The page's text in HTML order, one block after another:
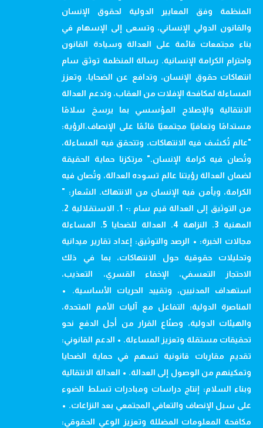
المنظمة وفق المعايير الدولية لحقوق الإنسان
والقانون الدولي الإنساني، وتسعى إلى الإسهام في
بناء مجتمعات قائمة على العدالة وسيادة القانون
واحترام الكرامة الإنسانية. رسالة المنظمة توثق سام
انتهاكات حقوق الإنسان، وتدافع عن الضحايا، وتعزز
المساءلة لمكافحة الإفلات من العقاب، وتدعم العدالة
الانتقالية والإصلاح المؤسسي بما يرسخ سلامًا
مستدامًا وتعافيًا مجتمعيًا قائمًا على الإنصاف.الرؤية:
"عالم تُكشف فيه الانتهاكات، وتتحقق فيه المساءلة،
وتُصان فيه كرامة الإنسان." مرتكزنا حماية الحقيقة
لضمان العدالة رؤيتنا عالم تسوده العدالة، وتُصان فيه
الكرامة، ويأمن فيه الإنسان من الانتهاك. الشعار: "
من التوثيق إلى العدالة قيم سام :- 1. الاستقلالية 2.
المهنية 3. النزاهة 4. العدالة للضحايا 5. المساءلة
مجالات الخبرة: • الرصد والتوثيق: إعداد تقارير ميدانية
وتحليلات حقوقية حول الانتهاكات، بما في ذلك
الاحتجاز التعسفي، الإخفاء القسري، التعذيب،
استهداف المدنيين، وتقييد الحريات الأساسية. •
المناصرة الدولية: التفاعل مع آليات الأمم المتحدة،
والهيئات الدولية، وصنّاع القرار من أجل الدفع نحو
تحقيقات مستقلة وتعزيز المساءلة. • الدعم القانوني:
تقديم مقاربات قانونية تسهم في حماية الضحايا
وتمكينهم من الوصول إلى العدالة. • العدالة الانتقالية
وبناء السلام: إنتاج دراسات ومبادرات تسلط الضوء
على سبل الإنصاف والتعافي المجتمعي بعد النزاعات. •
مكافحة المعلومات المضللة وتعزيز الوعي الحقوقي: